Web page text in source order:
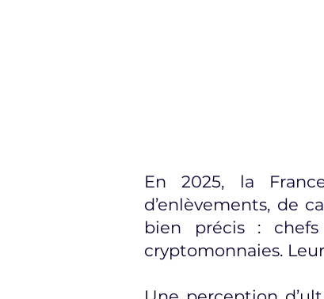
En 2025, la
d’enlèvements, de
bien précis : chefs
cryptomonnaies.